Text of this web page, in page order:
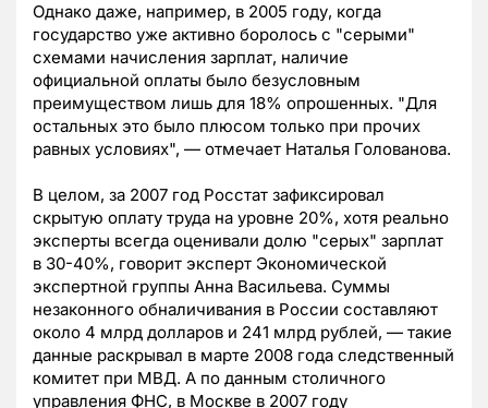
Однако даже, например, в 2005 году, когда
государство уже активно боролось с "серыми"
схемами начисления зарплат, наличие
официальной оплаты было безусловным
преимуществом лишь для 18% опрошенных. "Для
остальных это было плюсом только при прочих
равных условиях", — отмечает Наталья Голованова.
В целом, за 2007 год Росстат зафиксировал
скрытую оплату труда на уровне 20%, хотя реально
эксперты всегда оценивали долю "серых" зарплат
в 30-40%, говорит эксперт Экономической
экспертной группы Анна Васильева. Суммы
незаконного обналичивания в России составляют
около 4 млрд долларов и 241 млрд рублей, — такие
данные раскрывал в марте 2008 года следственный
комитет при МВД. А по данным столичного
управления ФНС, в Москве в 2007 году